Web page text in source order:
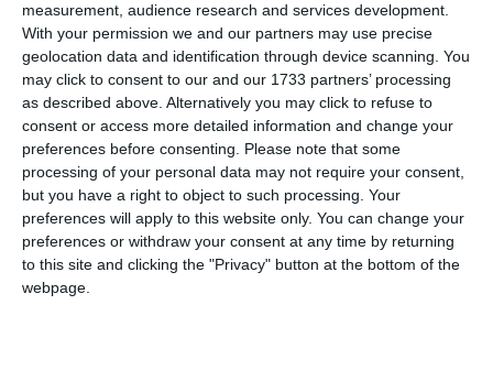
measurement, audience research and services development.
With your permission we and our partners may use precise
geolocation data and identification through device scanning. You
may click to consent to our and our 1733 partners’ processing
as described above. Alternatively you may click to refuse to
consent or access more detailed information and change your
preferences before consenting. Please note that some
processing of your personal data may not require your consent,
but you have a right to object to such processing. Your
preferences will apply to this website only. You can change your
preferences or withdraw your consent at any time by returning
to this site and clicking the "Privacy" button at the bottom of the
webpage.
Sursa foto galerie: CS Farul Constanța
Citește și:
Atletism
CS Farul Constanța, pe podium la Cupa Municipiului
București. „Promisiune pentru viitor“ (GALERIE FOTO)
Adaugă-ne ca sursă în Google